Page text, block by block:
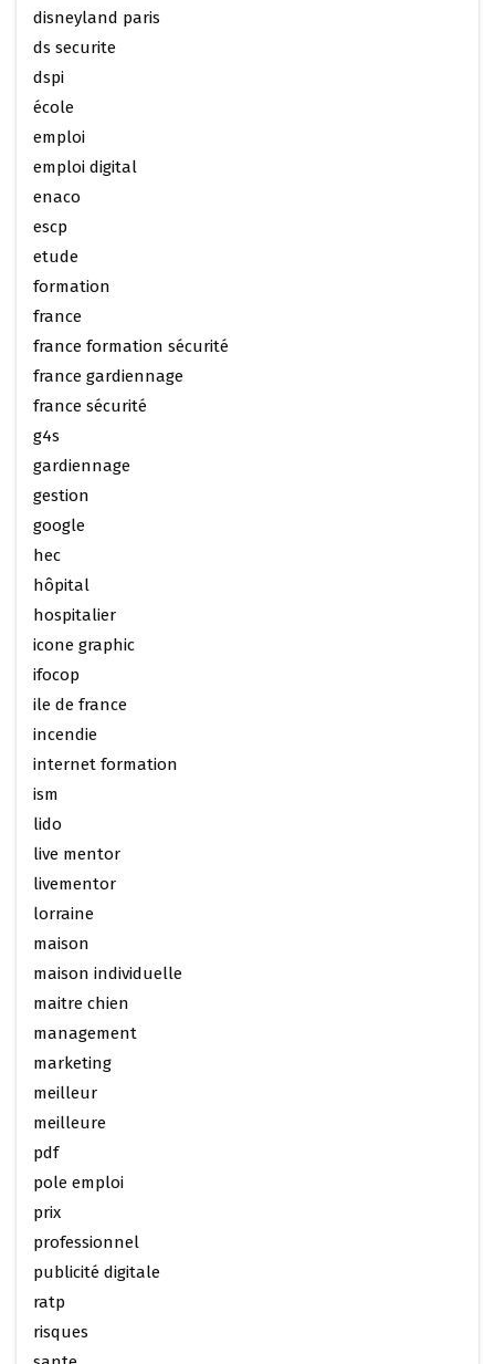
disneyland paris
ds securite
dspi
école
emploi
emploi digital
enaco
escp
etude
formation
france
france formation sécurité
france gardiennage
france sécurité
g4s
gardiennage
gestion
google
hec
hôpital
hospitalier
icone graphic
ifocop
ile de france
incendie
internet formation
ism
lido
live mentor
livementor
lorraine
maison
maison individuelle
maitre chien
management
marketing
meilleur
meilleure
pdf
pole emploi
prix
professionnel
publicité digitale
ratp
risques